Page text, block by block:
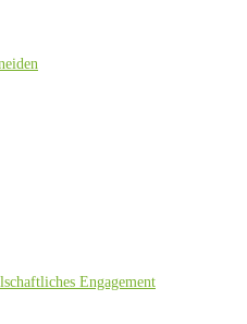
Engagement